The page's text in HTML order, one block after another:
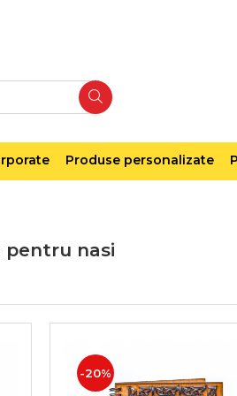
Produse personalizate
pentru nasi
-20%